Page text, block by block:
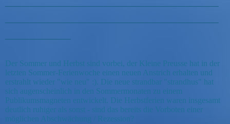
Der Sommer und Herbst sind vorbei, der Kleine Preusse hat in der
letzten Sommer-Ferienwoche einen neuen Anstrich erhalten und
erstrahlt wieder "wie neu" :). Die neue strandbar "strandhus" hat
sich augenscheinlich in den Sommermonaten zu einem
Publikumsmagneten entwickelt. Die Herbstferien waren insgesamt
deutlich ruhiger als sonst - sind das bereits die Vorboten einer
möglichen Abschwächung / Rezession?